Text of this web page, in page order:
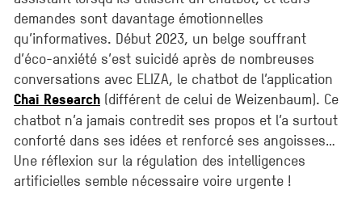
demandes sont davantage émotionnelles
qu’informatives. Début 2023, un belge souffrant
d’éco-anxiété s’est suicidé après de nombreuses
conversations avec ELIZA, le chatbot de l’application
Chai Research (différent de celui de Weizenbaum). Ce
chatbot n’a jamais contredit ses propos et l’a surtout
conforté dans ses idées et renforcé ses angoisses…
Une réflexion sur la régulation des intelligences
artificielles semble nécessaire voire urgente !